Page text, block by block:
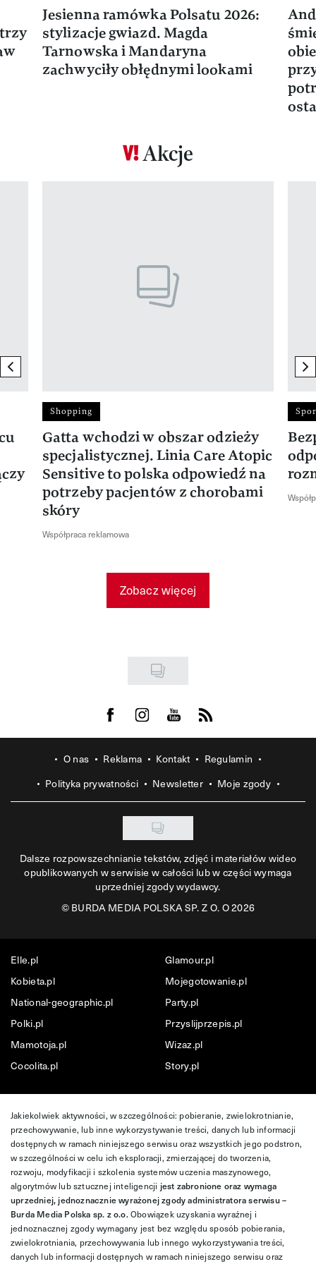
Jesienna ramówka Polsatu 2026:
stylizacje gwiazd. Magda
Tarnowska i Mandaryna
zachwyciły obłędnymi lookami
Akcje
previous element
Shopping
Gatta wchodzi w obszar odzieży
specjalistycznej. Linia Care Atopic
Sensitive to polska odpowiedź na
potrzeby pacjentów z chorobami
skóry
Współpraca reklamowa
Zobacz więcej
Visit us on Facebook
Visit us on Instagram
Visit us on Youtube
Visit us on Rss
O nas Reklama Kontakt
Regulamin
Polityka prywatności
Newsletter Moje zgody
Dalsze rozpowszechnianie tekstów, zdjęć i materiałów wideo
opublikowanych w serwisie w całości lub w części wymaga
uprzedniej zgody wydawcy.
©BURDA MEDIA POLSKA SP. Z O. O 2026
Elle.pl
Glamour.pl
Kobieta.pl
Mojegotowanie.pl
National-geographic.pl
Party.pl
Polki.pl
Przyslijprzepis.pl
Mamotoja.pl
Wizaz.pl
Cocolita.pl
Story.pl
Jakiekolwiek aktywności, w szczególności: pobieranie, zwielokrotnianie,
przechowywanie, lub inne wykorzystywanie treści, danych lub informacji
dostępnych w ramach niniejszego serwisu oraz wszystkich jego podstron,
w szczególności w celu ich eksploracji, zmierzającej do tworzenia,
rozwoju, modyfikacji i szkolenia systemów uczenia maszynowego,
algorytmów lub sztucznej inteligencji jest zabronione oraz wymaga
uprzedniej, jednoznacznie wyrażonej zgody administratora serwisu –
Burda Media Polska sp. z o.o.Obowiązek uzyskania wyraźnej i
jednoznacznej zgody wymagany jest bez względu sposób pobierania,
zwielokrotniania, przechowywania lub innego wykorzystywania treści,
danych lub informacji dostępnych w ramach niniejszego serwisu oraz